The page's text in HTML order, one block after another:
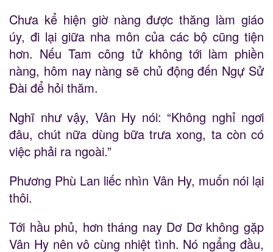
Chưa kể hiện giờ nàng được thăng làm giáo
úy, đi lại giữa nha môn của các bộ cũng tiện
hơn. Nếu Tam công tử không tới làm phiền
nàng, hôm nay nàng sẽ chủ động đến Ngự Sử
Đài để hỏi thăm.
Nghĩ như vậy, Vân Hy nói: “Không nghỉ ngơi
đâu, chút nữa dùng bữa trưa xong, ta còn có
việc phải ra ngoài.”
Phương Phù Lan liếc nhìn Vân Hy, muốn nói lại
thôi.
Tới hầu phủ, hơn tháng nay Dơ Dơ không gặp
Vân Hy nên vô cùng nhiệt tình. Nó ngẩng đầu,